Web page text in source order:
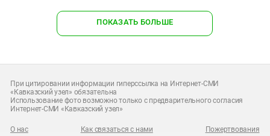
ПОКАЗАТЬ БОЛЬШЕ
При цитировании информации гиперссылка на Интернет-СМИ
«Кавказский узел» обязательна
Использование фото возможно только с предварительного согласия
Интернет-СМИ «Кавказский узел»
О нас Как связаться с нами Пожертвования